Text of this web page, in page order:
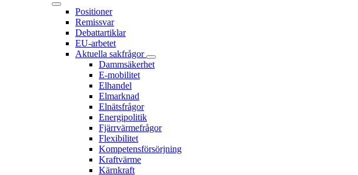
Positioner
Remissvar
Debattartiklar
EU-arbetet
Aktuella sakfrågor
Dammsäkerhet
E-mobilitet
Elhandel
Elmarknad
Elnätsfrågor
Energipolitik
Fjärrvärmefrågor
Flexibilitet
Kompetensförsörjning
Kraftvärme
Kärnkraft